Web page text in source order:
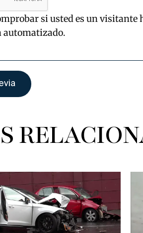
si usted es un visitante
automatizado.